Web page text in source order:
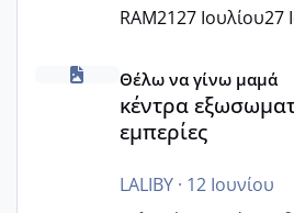
RAM2127 Ιουλίου27
κέντρα εξωσωματικής και γιατροί
Θέλω να γίνω μαμά
κέντρα
εμπερίες
LALIBY· 12 Ιουνίου